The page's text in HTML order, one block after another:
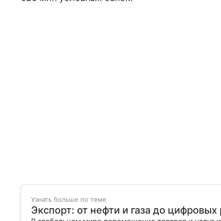
Узнать больше по теме
Экспорт: от нефти и газа до